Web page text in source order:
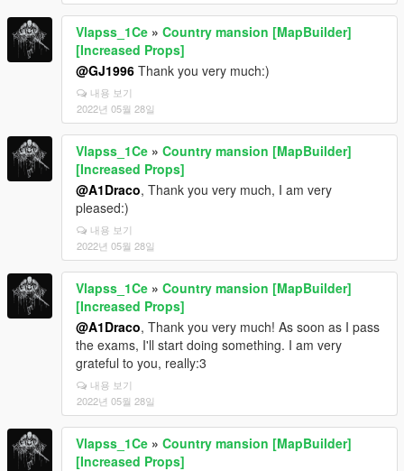
Vlapss_1Ce » Country mansion [MapBuilder]
[Increased Props]
@GJ1996 Thank you very much:)
내용 보기
2022년 05월 28일
Vlapss_1Ce » Country mansion [MapBuilder]
[Increased Props]
@A1Draco, Thank you very much, I am very
pleased:)
내용 보기
2022년 05월 28일
Vlapss_1Ce » Country mansion [MapBuilder]
[Increased Props]
@A1Draco, Thank you very much! As soon as I pass
the exams, I'll start doing something. I am very
grateful to you, really:3
내용 보기
2022년 05월 28일
Vlapss_1Ce » Country mansion [MapBuilder]
[Increased Props]